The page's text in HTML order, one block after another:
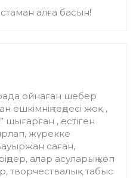
алға басын!
ойнаған шебер
ешкімнің теңдесі жоқ ,
шығарған , естіген
жүрекке
саған,
алар асуларың көп
творчествалық табыс